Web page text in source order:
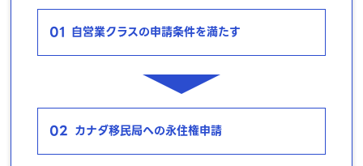
01 自営業クラスの申請条件を満たす
02 カナダ移民局への永住権申請